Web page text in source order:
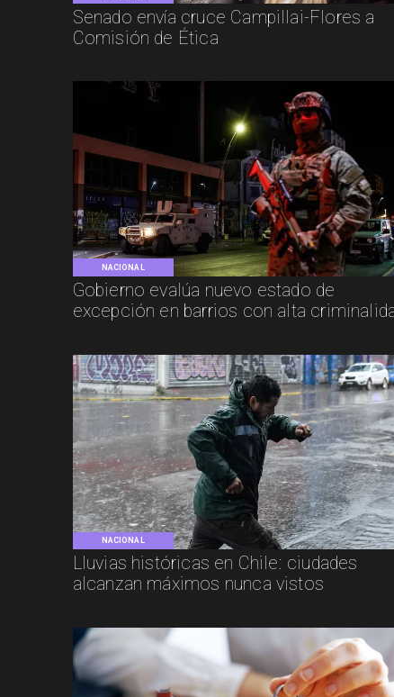
Senado envía cruce Campillai-Flores a
Comisión de Ética
NACIONAL
Gobierno evalúa nuevo estado de
excepción en barrios con alta
NACIONAL
Lluvias históricas en Chile: ciudades
alcanzan máximos nunca vistos